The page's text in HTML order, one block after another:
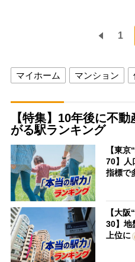
1
マイホーム マンション
【特集】10年後に不
がる駅ランキング
【東
70】人
指標で
【大
30】地
上位に